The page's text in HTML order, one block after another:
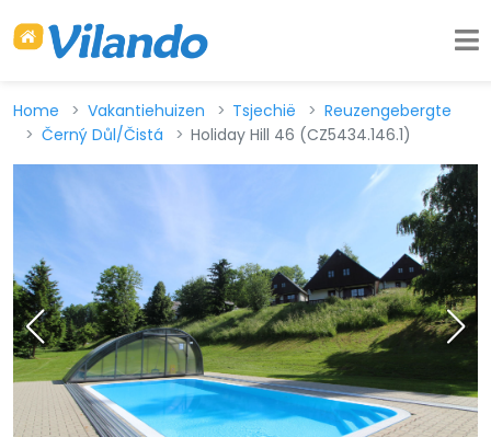
Home Vakantiehuizen Tsjechië
Reuzengebergte
Černý Důl/Čistá
Holiday Hill 46 (CZ5434.146.1)